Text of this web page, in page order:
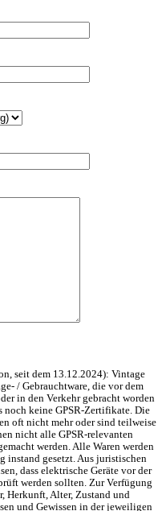
seit dem 13.12.2024): Vintage
/ Gebrauchtware, die vor dem
in den Verkehr gebracht worden
noch keine GPSR-Zertifikate. Die
oft nicht mehr oder sind teilweise
nicht alle GPSR-relevanten
werden. Alle Waren werden
instand gesetzt. Aus juristischen
dass elektrische Geräte vor der
werden sollten. Zur Verfügung
Herkunft, Alter, Zustand und
und Gewissen in der jeweiligen